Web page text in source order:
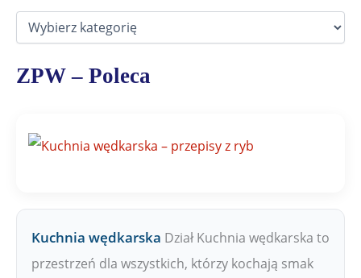
D
a
łZPW – Poleca
Kuchnia wędkarska Dział Kuchnia wędkarska to
przestrzeń dla wszystkich, którzy kochają smak